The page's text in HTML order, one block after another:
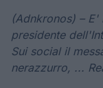
(Adnkronos) –
presidente
Sui social il
nerazzurro, ...